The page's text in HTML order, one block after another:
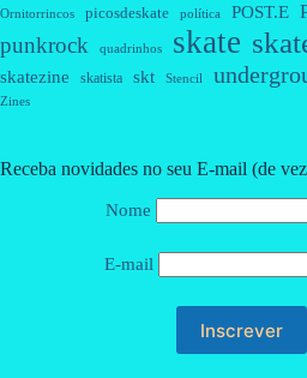
Ornitorrincos picosdeskate política POST.E
punkrock quadrinhos skate
skatezine skatista skt Stencil
Zines
Receba novidades no seu E-mail (de
Nome
E-mail